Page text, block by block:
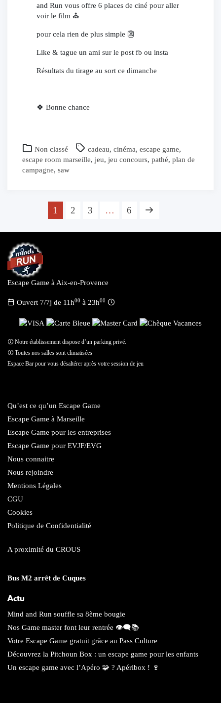
and Run vous offre 6 places de ciné pour aller
voir le film ⛪️
pour cela rien de plus simple 👺
Like & tague un ami sur le post fb ou insta
Résultats du tirage au sort ce dimanche
🍀 Bonne chance
Non classé cadeau, cinéma, escape game,
escape room marseille, jeu, jeu concours, pathé, plan de
campagne, saw
Pagination
des
publications
1 2 3 … 6
Escape Game à Aix-en-Provence
Ouvert 7/7j de 11h00 à 23h00
Notre établissement dispose d’un parking privé.
Toutes nos salles sont climatisées
Espace Bar pour vous désaltérer après votre session de jeu
Qu’est ce qu’un Escape Game
Escape Game à Marseille
Escape Game pour les entreprises
Escape Game pour EVJF/EVG
Nous connaitre
Nous rejoindre
Mentions Légales
CGU
Cookies
Politique de Confidentialité
A proximité du CROUS
Bus M2 arrêt de Cuques
Actu
Mind and Run souffle sa 8ème bougie
Nos Game master font leur rentrée 👁️‍🗨️📚
Votre Escape Game gratuit grâce au Pass Culture
Découvrez la Pitchoun Box : un escape game pour les enfants
Un escape game avec l’Apéro 🧩 ? Apéribox ! 🍷